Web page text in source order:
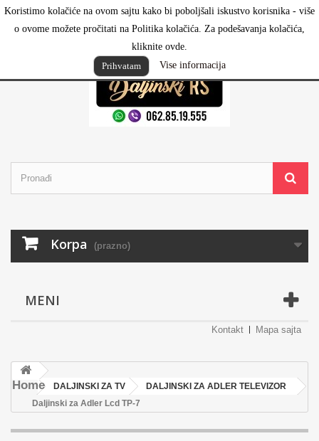
Koristimo kolačiće na ovom sajtu kako bi poboljšali iskustvo korisnika - više
o ovome možete pročitati na Politika kolačića. Za podešavanja kolačića,
kliknite ovde.
Prihvatam
Vise informacija
Prijavi se
Korpa (prazno)
MENI
Kontakt Mapa sajta
Home DALJINSKI ZA TV
DALJINSKI ZA ADLER TELEVIZOR
Daljinski za Adler Lcd TP-7